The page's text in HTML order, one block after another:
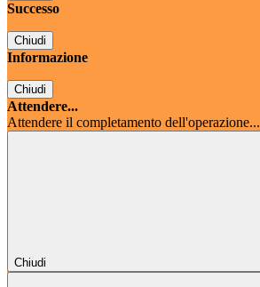
Successo
Chiudi
Informazione
Chiudi
Attendere...
Attendere il completamento dell'operazione...
Chiudi